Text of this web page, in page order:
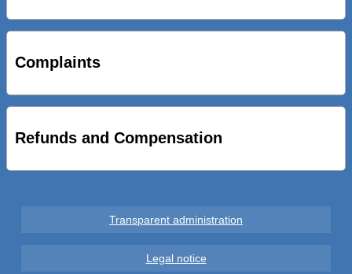
CICLOPEDONALE FAL CONSEGNA ALLA CITTA’ LE NOVE
OPERE DEL PROGETTO
AL VIA SERVIZIO DI BIKE SHARING A POTENZA CON
VAIMOO PER UTENTI FAL SCONTI SULL’UTILIZZO DELLE
Complaints
Refunds and Compensation
Transparent administration
Legal notice